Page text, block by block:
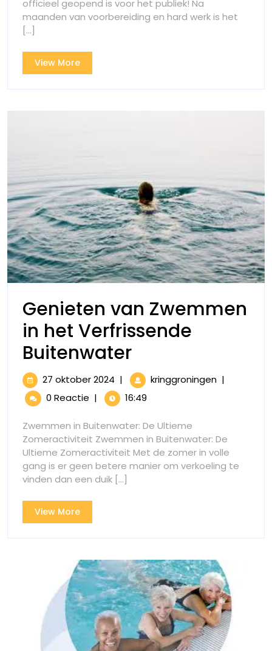
Nieuwe
Locatie!
officieel geopend is voor het publiek! Na
maanden van voorbereiding en hard werk is het
[...]
View MoreView
More
Genieten van Zwemmen
in het Verfrissende
BuitenwaterGenieten
van
Zwemmen
in
het
Verfrissende
27 oktober 2024 27
oktober
2024
| kringgroningenGenieten
Buitenwater
|
0 Reactie | 16:49
Zwemmen in Buitenwater: De Ultieme
Zomeractiviteit Zwemmen in Buitenwater: De
Ultieme Zomeractiviteit Met de zomer in volle
gang is er geen betere manier om verkoeling te
vinden dan een duik [...]
View MoreView
More